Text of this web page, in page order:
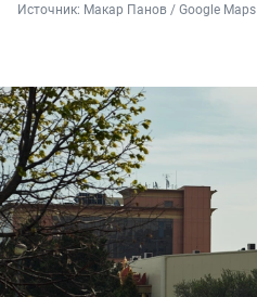
Источник: Макар Панов / Google Maps